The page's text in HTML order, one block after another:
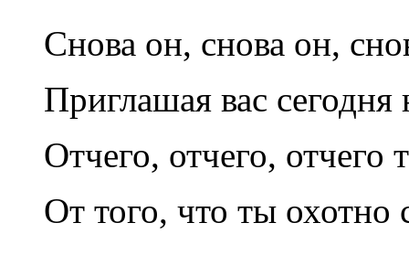
Снова он, снова он,
Приглашая вас сегодня
Отчего, отчего, отчего
От того, что ты охотно